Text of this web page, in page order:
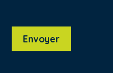
Envoyer